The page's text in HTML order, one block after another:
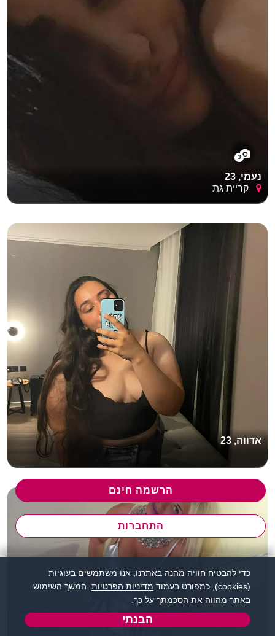
3
נעמי, 23
קריית גת
אדווה, 23
הרשמה חינם
התחברות
כדי להבטיח חוויה מהנה באתרנו, אנו משתמשים בעוגיות
(cookies), כמפורט בעמוד
מדיניות הפרטיות . המשך השימוש
באתר מהווה את הסכמתך על כך.
הבנתי